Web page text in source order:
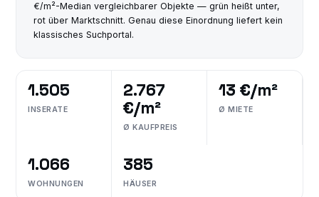
€/m²-Median vergleichbarer Objekte — grün heißt unter,
rot über Marktschnitt. Genau diese Einordnung liefert kein
klassisches Suchportal.
1.505
INSERATE
2.767
€/m²
Ø KAUFPREIS
13 €/m²
Ø MIETE
1.066
WOHNUNGEN
385
HÄUSER